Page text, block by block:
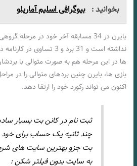
بخوانید : بیوگرافی اسلیم آماریلو
بایرن در 34 مسابقه آخر خود در مرحله
نداشته است و 31 برد و 3
ها در این مرحله هم به صورت متوالی با
بازی ها، بایرن چنین بردهای متوالی را در
اکنون می تواند رکورد خود را ارتقا دهد.
ثبت نام در کانن بت بسیار
چند ثانیه یک حساب برای
بت جزو بهترین سایت های
به سایت بدون فیلتر شکن :